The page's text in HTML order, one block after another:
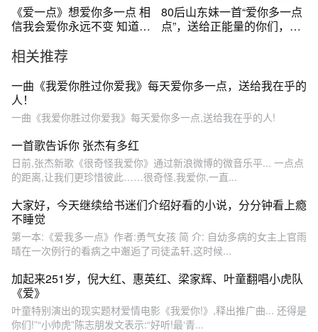
《爱一点》想爱你多一点 相
信我会爱你永远不变 知道你
80后山东妹一首“爱你多一点
点”，送给正能量的你们，太
相关推荐
一曲《我爱你胜过你爱我》每天爱你多一点，送给我在乎的
人！
一曲《我爱你胜过你爱我》每天爱你多一点,送给我在乎的人!
一首歌告诉你 张杰有多红
日前,张杰新歌《很奇怪我爱你》通过新浪微博的微音乐平... 一点点
的距离,让我们更珍惜彼此……很奇怪,我爱你,一直...
大家好，今天继续给书迷们介绍好看的小说，分分钟看上瘾
不睡觉
第一本:《爱我多一点》作者:勇气女孩 简 介: 自幼多病的女主上官雨
晴在一次例行的看病之中邂逅了司徒孟轩,这时候...
加起来251岁，倪大红、惠英红、梁家辉、叶童翻唱小虎队
《爱》
叶童特别演出的现实题材爱情电影《我爱你!》,释出推广曲... 还得是
你们!”“小帅虎”陈志朋发文表示:“好听!最‘青...